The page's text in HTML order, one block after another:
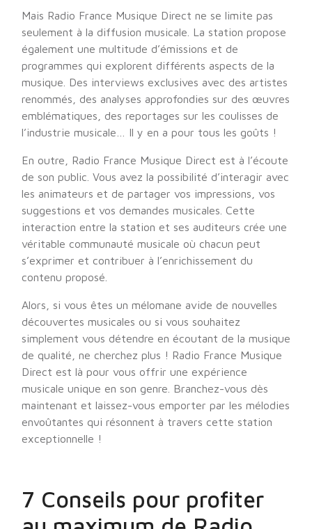
Mais Radio France Musique Direct ne se limite pas
seulement à la diffusion musicale. La station propose
également une multitude d’émissions et de
programmes qui explorent différents aspects de la
musique. Des interviews exclusives avec des artistes
renommés, des analyses approfondies sur des œuvres
emblématiques, des reportages sur les coulisses de
l’industrie musicale… Il y en a pour tous les goûts !
En outre, Radio France Musique Direct est à l’écoute
de son public. Vous avez la possibilité d’interagir avec
les animateurs et de partager vos impressions, vos
suggestions et vos demandes musicales. Cette
interaction entre la station et ses auditeurs crée une
véritable communauté musicale où chacun peut
s’exprimer et contribuer à l’enrichissement du
contenu proposé.
Alors, si vous êtes un mélomane avide de nouvelles
découvertes musicales ou si vous souhaitez
simplement vous détendre en écoutant de la musique
de qualité, ne cherchez plus ! Radio France Musique
Direct est là pour vous offrir une expérience
musicale unique en son genre. Branchez-vous dès
maintenant et laissez-vous emporter par les mélodies
envoûtantes qui résonnent à travers cette station
exceptionnelle !
7 Conseils pour profiter